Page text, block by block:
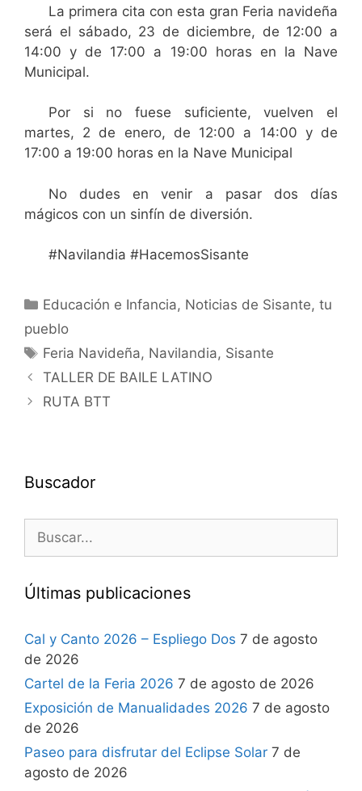
La primera cita con esta gran Feria navideña
será el sábado, 23 de diciembre, de 12:00 a
14:00 y de 17:00 a 19:00 horas en la Nave
Municipal.
Por si no fuese suficiente, vuelven el
martes, 2 de enero, de 12:00 a 14:00 y de
17:00 a 19:00 horas en la Nave Municipal
No dudes en venir a pasar dos días
mágicos con un sinfín de diversión.
#Navilandia #HacemosSisante
Educación e Infancia, Noticias de Sisante, tu
pueblo
Feria Navideña, Navilandia, Sisante
TALLER DE BAILE LATINO
RUTA BTT
Buscador
Últimas publicaciones
Cal y Canto 2026 – Espliego Dos 7 de agosto
de 2026
Cartel de la Feria 2026 7 de agosto de 2026
Exposición de Manualidades 2026 7 de agosto
de 2026
Paseo para disfrutar del Eclipse Solar 7 de
agosto de 2026